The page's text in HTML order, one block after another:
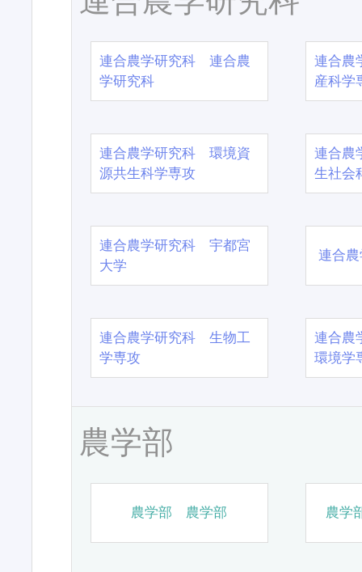
連合農学研究科 連合農
学研究科
連合農
産科学
連合農学研究科 環境資
源共生科学専攻
連合農
生社会
連合農学研究科 宇都宮
大学
連合
連合農学研究科 生物工
学専攻
連合農
環境学
農学部
農学部 農学部 農学